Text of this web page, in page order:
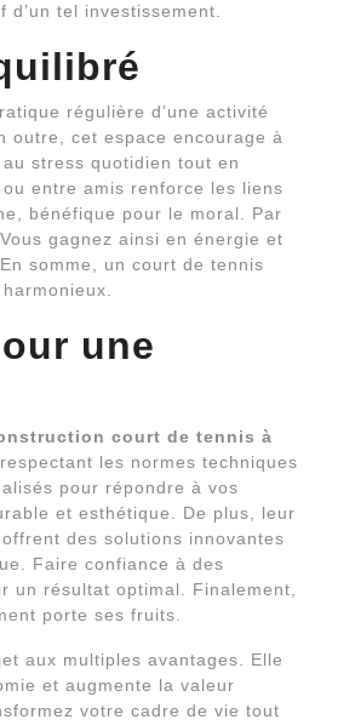
tel investissement.
régulière d’une activité
cet espace encourage à
stress quotidien tout en
entre amis renforce les liens
bénéfique pour le moral. Par
gagnez ainsi en énergie et
somme, un court de tennis
une
court de tennis à
les normes techniques
pour répondre à vos
et esthétique. De plus, leur
des solutions innovantes
Faire confiance à des
un résultat optimal. Finalement,
porte ses fruits.
aux multiples avantages. Elle
et augmente la valeur
votre cadre de vie tout